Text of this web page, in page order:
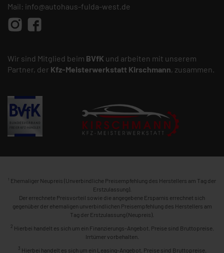
Mail: info@autohaus-fulda-west.de
Wir sind Mitglied beim BVfK und arbeiten mit unserem
Partner, der Kfz-Meisterwerkstatt Kirschmann, zusammen.
1 Ehemaliger Neupreis (Unverbindliche Preisempfehlung des Herstellers am Tag der
Erstzulassung).
Der errechnete Preisvorteil sowie die angegebene Ersparnis errechnet sich
gegenüber der ehemaligen unverbindlichen Preisempfehlung des Herstellers am
Tag der Erstzulassung (Neupreis).
2 Hierbei handelt es sich um ein Finanzierungs-Angebot. Preise sind Bruttopreise.
Irrtümer vorbehalten.
3 Hierbei handelt es sich um ein Leasing-Angebot. Preise sind Bruttopreise.